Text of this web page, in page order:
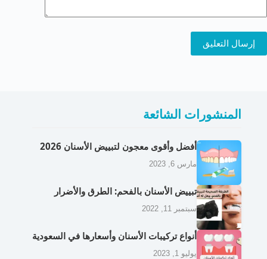
إرسال التعليق
المنشورات الشائعة
أفضل وأقوى معجون لتبييض الأسنان 2026
مارس 6, 2023
تبييض الأسنان بالفحم: الطرق والأضرار
سبتمبر 11, 2022
أنواع تركيبات الأسنان وأسعارها في السعودية
يوليو 1, 2023